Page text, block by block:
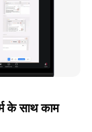
के साथ काम